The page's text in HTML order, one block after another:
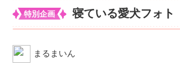
特別企画 寝ている愛犬フォト
まるまいん